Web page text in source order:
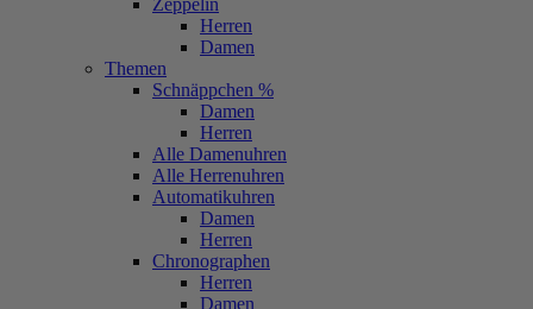
Zeppelin
Herren
Damen
Themen
Schnäppchen %
Damen
Herren
Alle Damenuhren
Alle Herrenuhren
Automatikuhren
Damen
Herren
Chronographen
Herren
Damen